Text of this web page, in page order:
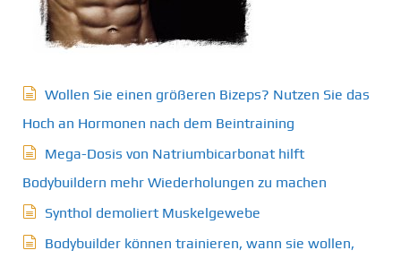
Wollen Sie einen größeren Bizeps? Nutzen Sie das
Hoch an Hormonen nach dem Beintraining
Mega-Dosis von Natriumbicarbonat hilft
Bodybuildern mehr Wiederholungen zu machen
Synthol demoliert Muskelgewebe
Bodybuilder können trainieren, wann sie wollen,